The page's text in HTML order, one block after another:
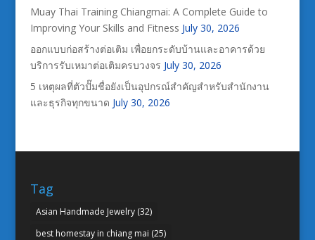
Muay Thai Training Chiangmai: A Complete Guide to
Improving Your Skills and Fitness July 30, 2026
ออกแบบก่อสร้างต่อเติม เพื่อยกระดับบ้านและอาคารด้วย
บริการรับเหมาต่อเติมครบวงจร July 30, 2026
5 เหตุผลที่ตัวปั๊มชื่อยังเป็นอุปกรณ์สำคัญสำหรับสำนักงาน
และธุรกิจทุกขนาด July 30, 2026
Tag
Asian Handmade Jewelry(32)
best homestay in chiang mai (25)